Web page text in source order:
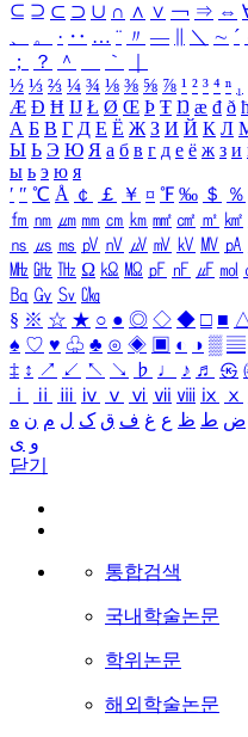
⊆ ⊇ ⊂ ⊃ ∪ ∩ ∧ ∨ ￢ ⇒ ⇔
、
。 · ‥ … ¨ 〃 ― ＼ ∼ ´
；
？ ＾ ｀
½ ⅓ ⅔ ¼ ¾ ⅛ ⅜ ⅝ ⅞ ¹ ² ³ ⁴ ⁿ ₁
Æ Ð Ħ Ĳ Ł Ø Œ Þ Ŧ Ŋ æ đ ð
А Б В Г Д Е Ё Ж З И Й К Л
Ы Ь Э Ю Я а б в г д е ё ж з и
ы ь э ю я
′ ″ ℃ Å ￠ ￡ ￥ ¤ ℉ ‰ ＄ ％
㎙ ㎚ ㎛ ㎜ ㎝ ㎞ ㎟ ㎠ ㎡ ㎢
㎱ ㎲ ㎳ ㎴ ㎵ ㎶ ㎷ ㎸ ㎹ ㎀
㎒ ㎓ ㎔ Ω ㏀ ㏁ ㎊ ㎋ ㎌ ㏖
㏃ ㏉ ㏜ ㏆
§ ※ ☆ ★ ○ ● ◎ ◇ ◆ □ ■
♠ ♡ ♥ ♧ ♣ ⊙ ◈ ▣ ◐ ◑ ▒ ▤
‡ ↕ ↗ ↙ ↖ ↘ ♭ ♩ ♪ ♬ ㉿
ⅰ
ⅱ ⅲ ⅳ ⅴ ⅵ ⅶ ⅷ ⅸ ⅹ
ض ط ظ ع غ ف ق ک ل م ن ه
و ی
닫기
통합검색
국내학술논문
학위논문
해외학술논문